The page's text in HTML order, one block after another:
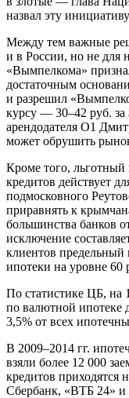
назвал эту
Между тем важные
и в России, но не для
«Вымпелкома»
достаточным
и разрешил
курсу — 30–42 руб. за
арендодателя О1
может обрушить
Кроме того,
кредитов действует
подмосковного
приравнять к
большинства банков
исключение
клиентов
ипотеки на уровне 60
По статистике ЦБ, на
по валютной ипотеке
3,5% от всех
В 2009–2014 гг.
взяли более 12 000
кредитов
Сбербанк, «ВТБ 24» и